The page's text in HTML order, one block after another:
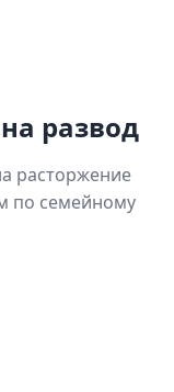
развод
расторжение
по семейному